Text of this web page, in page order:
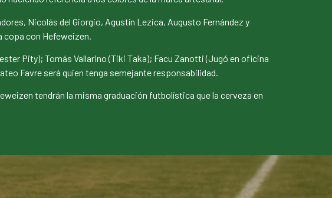
Nicolás del Giorgio, Agustín Lezica, Augusto Fernández y
con Hefeweizen.
Pity); Tomás Vallarino (Tiki Taka); Facu Zanotti (Jugó en oficina
Favre será quien tenga semejante responsabilidad.
tendrán la misma graduación futbolística que la cerveza en